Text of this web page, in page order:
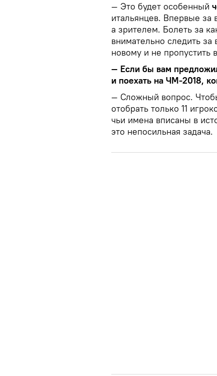
— Это будет особенный
итальянцев. Впервые за
а зрителем. Болеть за
внимательно следить
новому и не пропустить
— Если бы вам
и поехать на ЧМ-2018,
— Сложный вопрос.
отобрать только 11
чьи имена вписаны в
это непосильная задача.